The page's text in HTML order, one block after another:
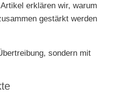
erklären wir, warum
gestärkt werden
sondern mit